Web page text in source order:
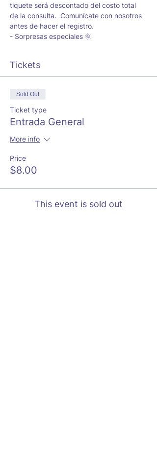
tiquete será descontado del costo total
de la consulta.  Comunícate con nosotros
antes de hacer el registro.
- Sorpresas especiales 🌞
Tickets
Sold Out
Ticket type
Entrada General
More info
Price
$8.00
This event is sold out